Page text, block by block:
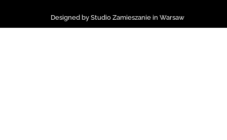
Designed by Studio Zamieszanie in Warsaw